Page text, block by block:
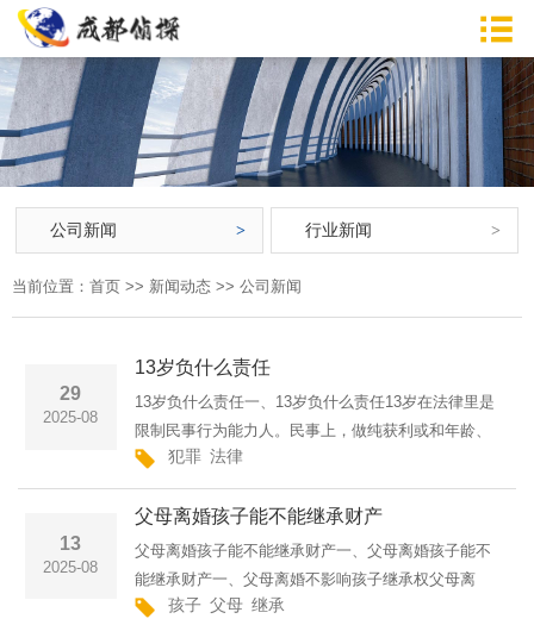
公司新闻 行业新闻
当前位置： 首页 >> 新闻动态 >> 公司新闻
29
2025-08
13岁负什么责任
13岁负什么责任一、13岁负什么责任13岁在法律里是
限制民事行为能力人。民事上，做纯获利或和年龄、
智力匹配的事有效，其他行为得法定代理人同意、追
认。刑事方面，通常不满14周岁犯罪不用担责。不过
12到14周岁，犯特···
犯罪 法律
13
2025-08
父母离婚孩子能不能继承财产
父母离婚孩子能不能继承财产一、父母离婚孩子能不
能继承财产一、父母离婚不影响孩子继承权父母离
婚，并不影响孩子的继承权。在遗产继承方面，子女
孩子 父母 继承